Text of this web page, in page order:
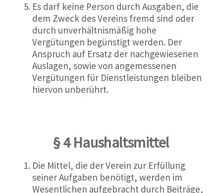
Es darf keine Person durch Ausgaben, die
dem Zweck des Vereins fremd sind oder
durch unverhältnismäßig hohe
Vergütungen begünstigt werden. Der
Anspruch auf Ersatz der nachgewiesenen
Auslagen, sowie von angemessenen
Vergütungen für Dienstleistungen bleiben
hiervon unberührt.
§ 4 Haushaltsmittel
Die Mittel, die der Verein zur Erfüllung
seiner Aufgaben benötigt, werden im
Wesentlichen aufgebracht durch Beiträge,